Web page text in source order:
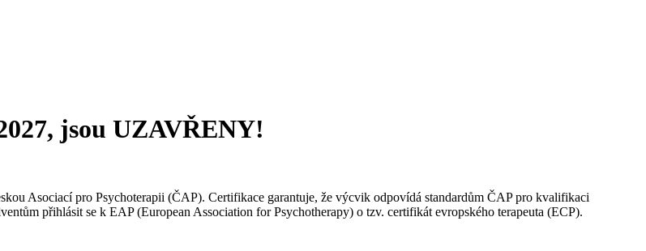
jsou UZAVŘENY!
Asociací pro Psychoterapii (ČAP). Certifikace garantuje, že výcvik odpovídá standardům ČAP pro kvalifikaci
přihlásit se k EAP (European Association for Psychotherapy) o tzv. certifikát evropského terapeuta (ECP).